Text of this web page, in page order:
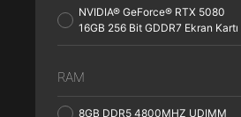
NVIDIA® GeForce® RTX 5080
16GB 256 Bit GDDR7 Ekran Kartı
RAM
8GB DDR5 4800MHZ UDIMM